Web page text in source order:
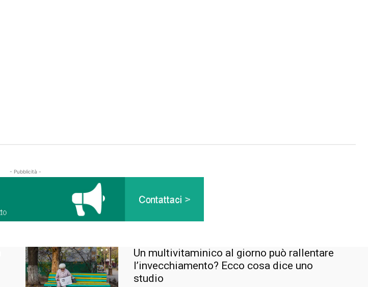
- Pubblicità -
Un multivitaminico al giorno può rallentare
l’invecchiamento? Ecco cosa dice uno
studio